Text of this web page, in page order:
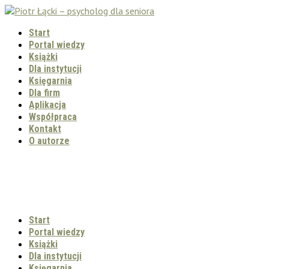
Start
Portal wiedzy
Książki
Dla instytucji
Księgarnia
Dla firm
Aplikacja
Współpraca
Kontakt
O autorze
Start
Portal wiedzy
Książki
Dla instytucji